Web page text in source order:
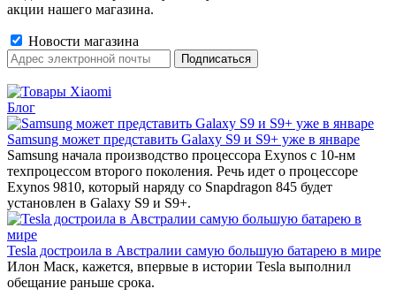
акции нашего магазина.
Новости магазина
Блог
Samsung может представить Galaxy S9 и S9+ уже в январе‍
Samsung начала производство процессора Exynos с 10-нм
техпроцессом второго поколения. Речь идет о процессоре
Exynos 9810, который наряду со Snapdragon 845 будет
установлен в Galaxy S9 и S9+.
Tesla достроила в Австралии самую большую батарею в мире
Илон Маск, кажется, впервые в истории Tesla выполнил
обещание раньше срока.